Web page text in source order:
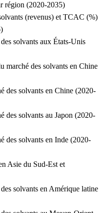
région (2020-2035)
(revenus) et TCAC (%)
solvants aux États-Unis
marché des solvants en Chine
des solvants en Chine (2020-
des solvants au Japon (2020-
des solvants en Inde (2020-
Asie du Sud-Est et
solvants en Amérique latine